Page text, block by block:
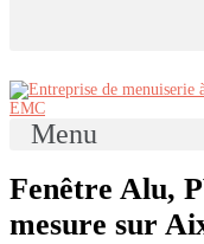
Menu
Fenêtre Alu,
mesure sur